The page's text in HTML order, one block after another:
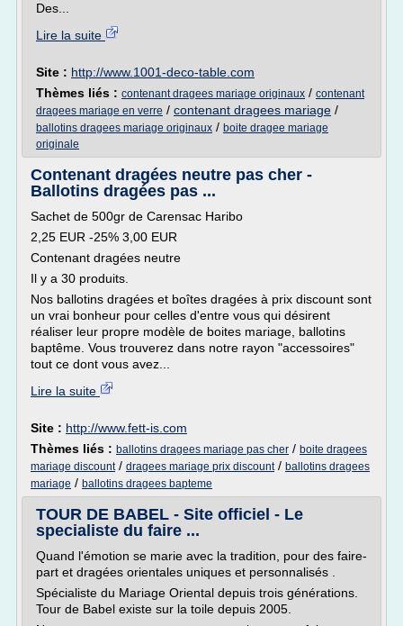
Des...
Lire la suite
Site : http://www.1001-deco-table.com
Thèmes liés : contenant dragees mariage originaux / contenant
dragees mariage en verre / contenant dragees mariage /
ballotins dragees mariage originaux / boite dragee mariage
originale
Contenant dragées neutre pas cher -
Ballotins dragées pas ...
Sachet de 500gr de Carensac Haribo
2,25 EUR -25% 3,00 EUR
Contenant dragées neutre
Il y a 30 produits.
Nos ballotins dragées et boîtes dragées à prix discount sont
un vrai bonheur pour celles d'entre vous qui désirent
réaliser leur propre modèle de boites mariage, ballotins
baptême. Vous trouverez dans notre rayon "accessoires"
tout ce dont vous avez...
Lire la suite
Site : http://www.fett-is.com
Thèmes liés : ballotins dragees mariage pas cher / boite dragees
mariage discount/ dragees mariage prix discount/ ballotins dragees
mariage / ballotins dragees bapteme
TOUR DE BABEL - Site officiel - Le
specialiste du faire ...
Quand l'émotion se marie avec la tradition, pour des faire-
part et dragées orientales uniques et personnalisés .
Spécialiste du Mariage Oriental depuis trois générations.
Tour de Babel existe sur la toile depuis 2005.